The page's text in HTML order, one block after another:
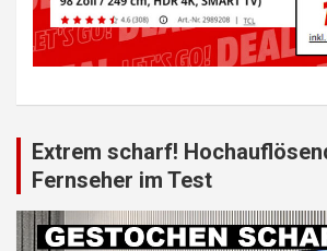
Extrem scharf!
Fernseher im Test